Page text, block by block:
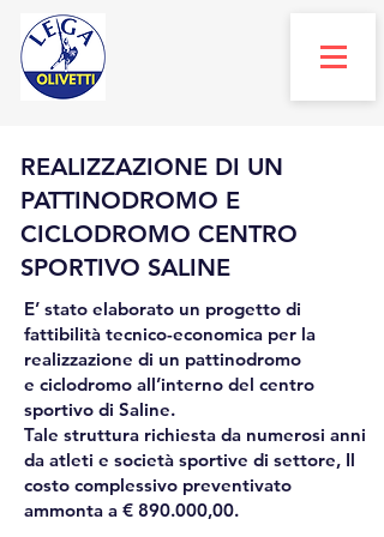
REALIZZAZIONE DI UN
PATTINODROMO E
CICLODROMO CENTRO
SPORTIVO SALINE
E’ stato elaborato un progetto di
fattibilità tecnico-economica per la
realizzazione di un pattinodromo
e ciclodromo all’interno del centro
sportivo di Saline.
Tale struttura richiesta da numerosi anni
da atleti e società sportive di settore, Il
costo complessivo preventivato
ammonta a € 890.000,00.